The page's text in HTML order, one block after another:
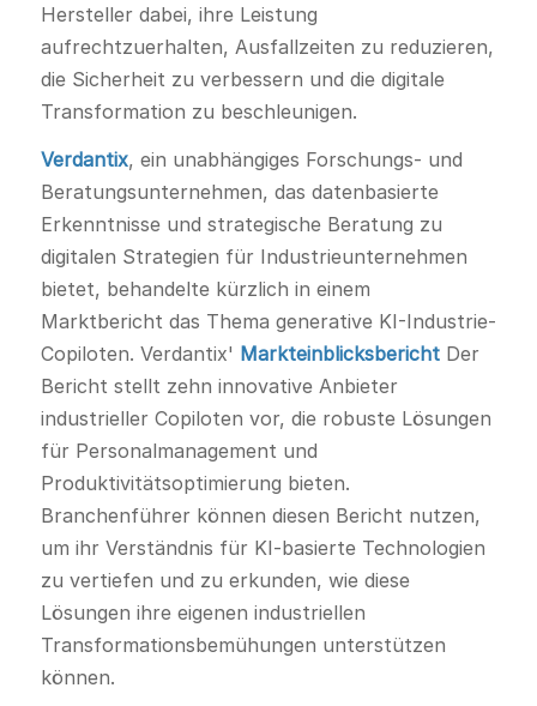
Hersteller dabei, ihre Leistung
aufrechtzuerhalten, Ausfallzeiten zu reduzieren,
die Sicherheit zu verbessern und die digitale
Transformation zu beschleunigen.
Verdantix, ein unabhängiges Forschungs- und
Beratungsunternehmen, das datenbasierte
Erkenntnisse und strategische Beratung zu
digitalen Strategien für Industrieunternehmen
bietet, behandelte kürzlich in einem
Marktbericht das Thema generative KI-Industrie-
Copiloten. Verdantix' MarkteinblicksberichtDer
Bericht stellt zehn innovative Anbieter
industrieller Copiloten vor, die robuste Lösungen
für Personalmanagement und
Produktivitätsoptimierung bieten.
Branchenführer können diesen Bericht nutzen,
um ihr Verständnis für KI-basierte Technologien
zu vertiefen und zu erkunden, wie diese
Lösungen ihre eigenen industriellen
Transformationsbemühungen unterstützen
können.